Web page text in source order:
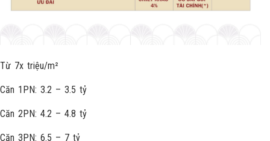
Từ 7x triệu/m²
Căn 1PN: 3.2 – 3.5 tỷ
Căn 2PN: 4.2 – 4.8 tỷ
Căn 3PN: 6.5 – 7 tỷ